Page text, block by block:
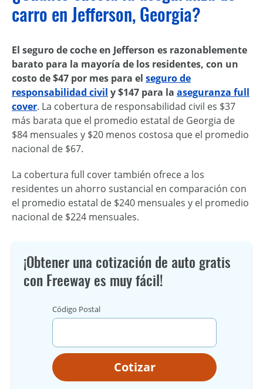
carro en Jefferson, Georgia?
El seguro de coche en Jefferson es razonablemente
barato para la mayoría de los residentes, con un
costo de $47 por mes para el seguro de
responsabilidad civil y $147 para la aseguranza full
cover. La cobertura de responsabilidad civil es $37
más barata que el promedio estatal de Georgia de
$84 mensuales y $20 menos costosa que el promedio
nacional de $67.
La cobertura full cover también ofrece a los
residentes un ahorro sustancial en comparación con
el promedio estatal de $240 mensuales y el promedio
nacional de $224 mensuales.
¡Obtener una cotización de auto gratis
con Freeway es muy fácil!
Código Postal
Cotizar